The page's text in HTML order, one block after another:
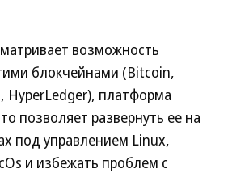
возможность
блокчейнами (Bitcoin,
HyperLedger), платформа
позволяет развернуть ее на
под управлением Linux,
и избежать проблем с